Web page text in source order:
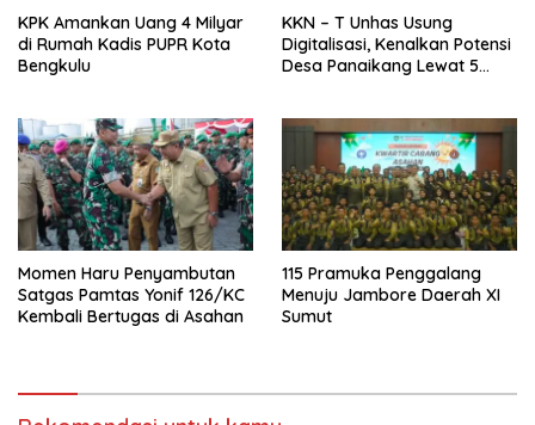
KPK Amankan Uang 4 Milyar
di Rumah Kadis PUPR Kota
Bengkulu
KKN – T Unhas Usung
Digitalisasi, Kenalkan Potensi
Desa Panaikang Lewat 5
Momen Haru Penyambutan
Satgas Pamtas Yonif 126/KC
Kembali Bertugas di Asahan
115 Pramuka Penggalang
Menuju Jambore Daerah XI
Sumut